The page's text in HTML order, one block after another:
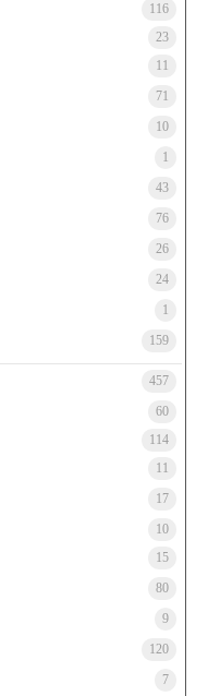
116
23
11
71
10
1
43
76
26
24
1
159
457
60
114
11
17
10
15
80
9
120
7